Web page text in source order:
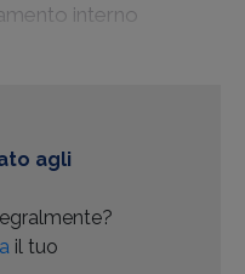
interno
agli
il tuo